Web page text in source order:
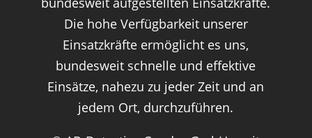
Die hohe Verfügbarkeit unserer
Einsatzkräfte ermöglicht es uns,
bundesweit schnelle und effektive
Einsätze, nahezu zu jeder Zeit und an
jedem Ort, durchzuführen.